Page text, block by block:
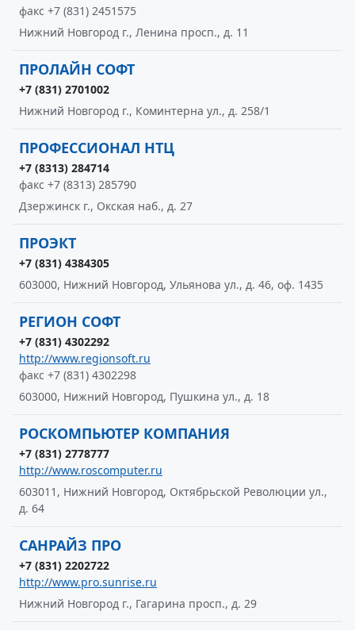
факс +7 (831) 2451575
Нижний Новгород г., Ленина просп., д. 11
ПРОЛАЙН СОФТ
+7 (831) 2701002
Нижний Новгород г., Коминтерна ул., д. 258/1
ПРОФЕССИОНАЛ НТЦ
+7 (8313) 284714
факс +7 (8313) 285790
Дзержинск г., Окская наб., д. 27
ПРОЭКТ
+7 (831) 4384305
603000, Нижний Новгород, Ульянова ул., д. 46, оф. 1435
РЕГИОН СОФТ
+7 (831) 4302292
http://www.regionsoft.ru
факс +7 (831) 4302298
603000, Нижний Новгород, Пушкина ул., д. 18
РОСКОМПЬЮТЕР КОМПАНИЯ
+7 (831) 2778777
http://www.roscomputer.ru
603011, Нижний Новгород, Октябрьской Революции ул.,
д. 64
САНРАЙЗ ПРО
+7 (831) 2202722
http://www.pro.sunrise.ru
Нижний Новгород г., Гагарина просп., д. 29